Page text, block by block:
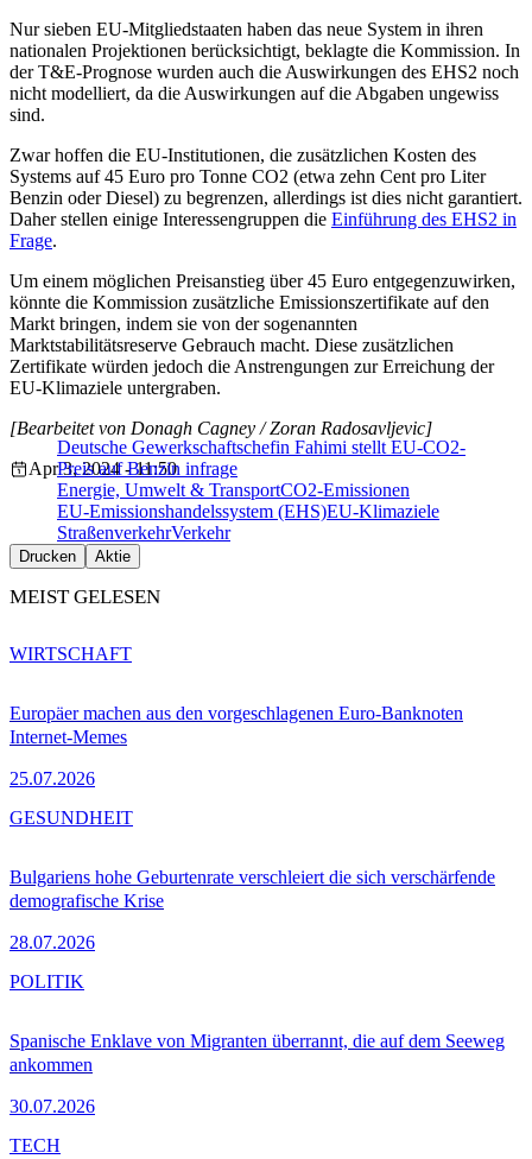
Nur sieben EU-Mitgliedstaaten haben das neue System in ihren
nationalen Projektionen berücksichtigt, beklagte die Kommission. In
der T&E-Prognose wurden auch die Auswirkungen des EHS2 noch
nicht modelliert, da die Auswirkungen auf die Abgaben ungewiss
sind.
Zwar hoffen die EU-Institutionen, die zusätzlichen Kosten des
Systems auf 45 Euro pro Tonne CO2 (etwa zehn Cent pro Liter
Benzin oder Diesel) zu begrenzen, allerdings ist dies nicht garantiert.
Daher stellen einige Interessengruppen die Einführung des EHS2 in
Frage.
Um einem möglichen Preisanstieg über 45 Euro entgegenzuwirken,
könnte die Kommission zusätzliche Emissionszertifikate auf den
Markt bringen, indem sie von der sogenannten
Marktstabilitätsreserve Gebrauch macht. Diese zusätzlichen
Zertifikate würden jedoch die Anstrengungen zur Erreichung der
EU-Klimaziele untergraben.
Deutsche Gewerkschaftschefin Fahimi stellt EU-CO2-
Preis auf Benzin infrage
[Bearbeitet von Donagh Cagney / Zoran Radosavljevic]
Apr 3, 2024 - 11:50
Energie, Umwelt & TransportCO2-Emissionen
EU-Emissionshandelssystem (EHS)EU-Klimaziele
StraßenverkehrVerkehr
Drucken Aktie
MEIST GELESEN
Europäer machen aus den vorgeschlagenen Euro-Banknoten
Internet-Memes
25.07.2026
WIRTSCHAFT
Bulgariens hohe Geburtenrate verschleiert die sich verschärfende
demografische Krise
28.07.2026
GESUNDHEIT
Spanische Enklave von Migranten überrannt, die auf dem Seeweg
ankommen
30.07.2026
POLITIK
TECH